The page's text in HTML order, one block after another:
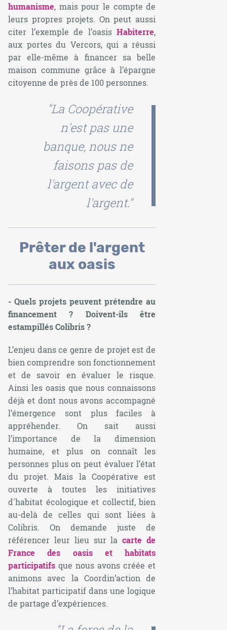
humanisme, mais pour le compte de
leurs propres projets. On peut aussi
citer l’exemple de l’oasisHabiterre,
aux portes du Vercors, qui a réussi
par elle-même à financer sa belle
maison commune grâce à l’épargne
citoyenne de près de 100 personnes.
"La Coopérative
n'est pas une
banque, nous ne
faisons pas de
l'argent avec de
l'argent."
Prêter de l'argent
aux oasis
- Quels projets peuvent prétendre au
financement ? Doivent-ils être
estampillés Colibris ?
L’enjeu dans ce genre de projet est de
bien comprendre son fonctionnement
et de savoir en évaluer le risque.
Ainsi les oasis que nous connaissons
déjà et dont nous avons accompagné
l’émergence sont plus faciles à
appréhender. On sait aussi
l’importance de la dimension
humaine, et plus on connaît les
personnes plus on peut évaluer l’état
du projet. Mais la Coopérative est
ouverte à toutes les initiatives
d'habitat écologique et collectif, bien
au-delà de celles qui sont liées à
Colibris. On demande juste de
référencer leur lieu sur lacarte de
France des oasis et habitats
participatifs que nous avons créée et
animons avec la Coordin’action de
l’habitat participatif dans une logique
de partage d’expériences.